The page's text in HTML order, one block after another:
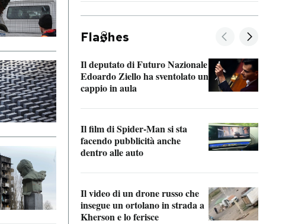
Fla hes
Il deputato di Futuro Nazionale
Edoardo Ziello ha sventolato un
cappio in aula
Il film di Spider-Man si sta
facendo pubblicità anche
dentro alle auto
Il video di un drone russo che
insegue un ortolano in strada a
Kherson e lo ferisce